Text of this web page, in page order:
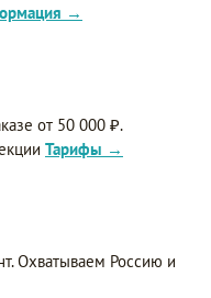
→
от 50 000 ₽.
Тарифы →
Охватываем Россию и